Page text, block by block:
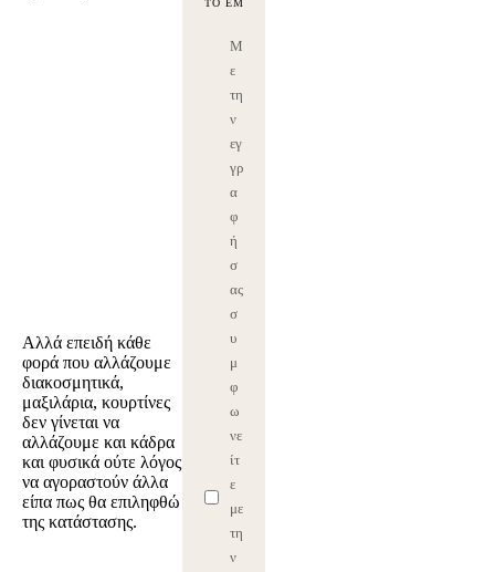
Αλλά επειδή κάθε
φορά που αλλάζουμε
διακοσμητικά,
μαξιλάρια, κουρτίνες
δεν γίνεται να
αλλάζουμε και κάδρα
και φυσικά ούτε λόγος
να αγοραστούν άλλα
είπα πως θα επιληφθώ
της κατάστασης.
Μ
ε
τη
ν
εγ
γρ
α
φ
ή
σ
ας
σ
υ
μ
φ
ω
νε
ίτ
ε
με
τη
ν